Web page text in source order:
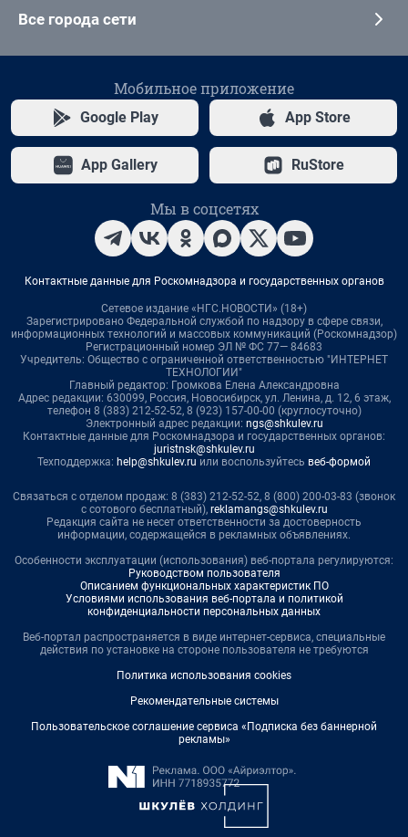
Все города сети
Мобильное приложение
Google Play App Store
App Gallery RuStore
Мы в соцсетях
Контактные данные для Роскомнадзора и государственных органов
Сетевое издание «НГС.НОВОСТИ» (18+)
Зарегистрировано Федеральной службой по надзору в сфере связи,
информационных технологий и массовых коммуникаций (Роскомнадзор)
Регистрационный номер ЭЛ № ФС 77— 84683
Учредитель: Общество с ограниченной ответственностью "ИНТЕРНЕТ
ТЕХНОЛОГИИ"
Главный редактор: Громкова Елена Александровна
Адрес редакции: 630099, Россия, Новосибирск, ул. Ленина, д. 12, 6 этаж,
телефон 8 (383) 212-52-52, 8 (923) 157-00-00 (круглосуточно)
Электронный адрес редакции: ngs@shkulev.ru
Контактные данные для Роскомнадзора и государственных органов:
juristnsk@shkulev.ru
Техподдержка: help@shkulev.ru или воспользуйтесь веб-формой
Связаться с отделом продаж: 8 (383) 212-52-52, 8 (800) 200-03-83 (звонок
с сотового бесплатный), reklamangs@shkulev.ru
Редакция сайта не несет ответственности за достоверность
информации, содержащейся в рекламных объявлениях.
Особенности эксплуатации (использования) веб-портала регулируются:
Руководством пользователя
Описанием функциональных характеристик ПО
Условиями использования веб-портала и политикой
конфиденциальности персональных данных
Веб-портал распространяется в виде интернет-сервиса, специальные
действия по установке на стороне пользователя не требуются
Политика использования cookies
Рекомендательные системы
Пользовательское соглашение сервиса «Подписка без баннерной
рекламы»